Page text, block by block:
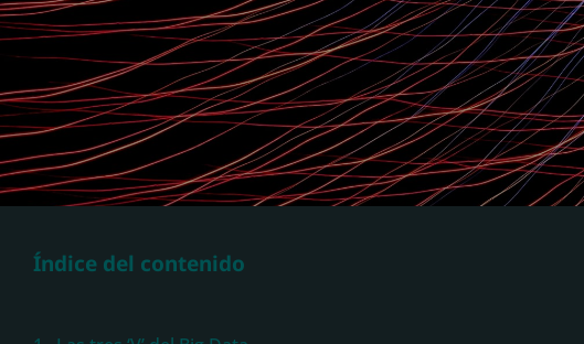
Índice del contenido